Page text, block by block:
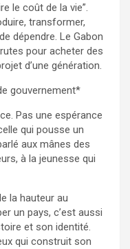
le coût de la vie”.
transformer,
dépendre. Le Gabon
pour acheter des
d’une génération.
gouvernement*
Pas une espérance
qui pousse un
aux mânes des
à la jeunesse qui
la hauteur au
un pays, c’est aussi
et son identité.
qui construit son